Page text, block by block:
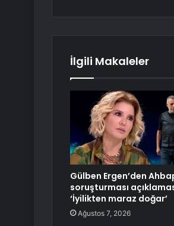
İlgili Makaleler
Gülben Ergen’den
soruşturması
‘İyilikten maraz doğar’
Ağustos 7, 2026